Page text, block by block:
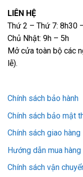
LIÊN HỆ
Thứ 2 – Thứ 7: 8h30
Chủ Nhật: 9h – 5h
Mở cửa toàn bộ các
lễ).
Chính sách bảo hành
Chính sách bảo mật
Chính sách giao hàng
Hướng dẫn mua hàng
Chính sách vận